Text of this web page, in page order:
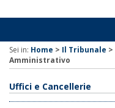
Sei in: Home > Il Tribunale >
Amministrativo
Uffici e Cancellerie